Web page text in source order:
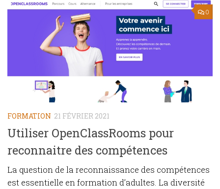
0
FORMATION 21 FÉVRIER 2021
Utiliser OpenClassRooms pour
reconnaitre des compétences
La question de la reconnaissance des compétences
est essentielle en formation d’adultes. La diversité